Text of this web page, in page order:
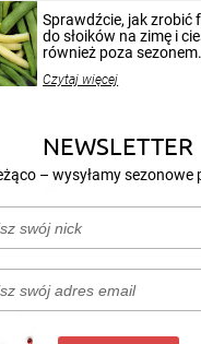
patenty, które pozwolą
przetworów.
Sprawdźcie, jak zrobić
do słoików na zimę i
również poza
nasze propozycje!
Czytaj więcej
NEWSLETTER
– wysyłamy sezonowe